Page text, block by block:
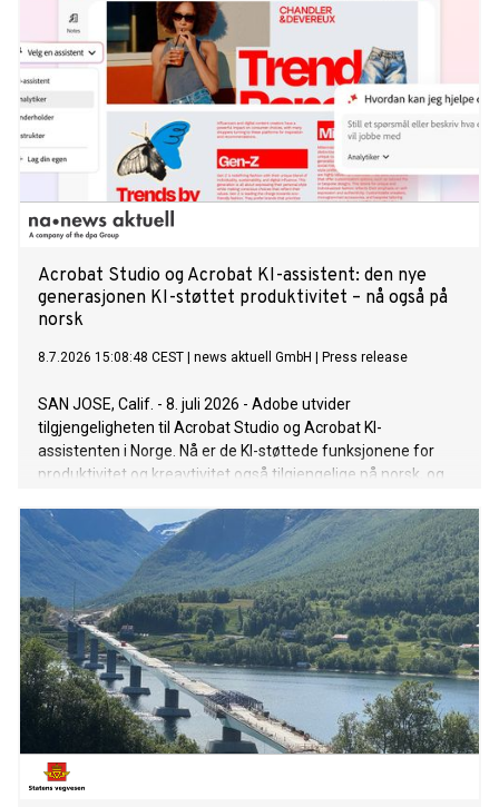
Acrobat Studio og Acrobat KI-assistent: den nye
generasjonen KI-støttet produktivitet – nå også på
norsk
8.7.2026 15:08:48 CEST news aktuell GmbH Press release
SAN JOSE, Calif. - 8. juli 2026 - Adobe utvider
tilgjengeligheten til Acrobat Studio og Acrobat KI-
assistenten i Norge. Nå er de KI-støttede funksjonene for
produktivitet og kreavtivitet også tilgjengelige på norsk, og
Studio kombinerer Adobe Acrobat Pro, Adobe Express
Premium og smarte KI-assistenter. Acrobat KI-assistent er
også tilgjengelig som et separat tillegg for alle Adobe
Acrobat-produkter (Acrobat Reader, Acrobat Standard og
Acrobat Pro) – et fleksibelt alternativ for alle som ønsker å
bruke KI-støttede funksjoner kun når de arbeider med
dokumenter. Begge disse tilbudene gjør det mulig for
brukere å raskere samle inn informasjon i PDF-er og Office-
dokumenter, opprette innhold og effektivisere arbeidsflyten.
Acrobat Studio og Acrobat KI-assistenten markerer et viktig
trinn i utviklingen av PDF-filen, som har blitt standarden for
viktige dokumenter siden den ble lansert av Adobe i 1993.